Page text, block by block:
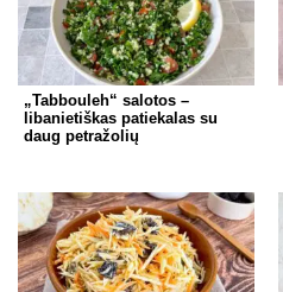
„Tabbouleh“ salotos –
libanietiškas patiekalas su
daug petražolių